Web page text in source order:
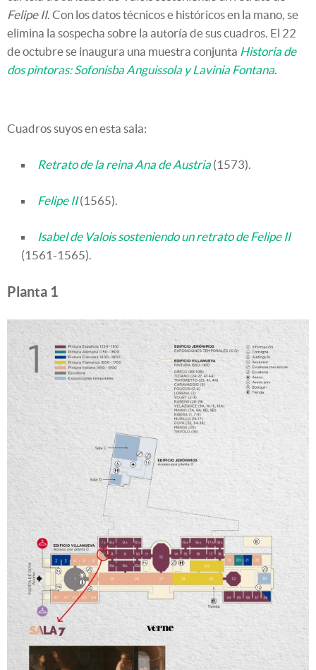
Felipe II. Con los datos técnicos e históricos en la mano, se
elimina la sospecha sobre la autoría de sus cuadros. El 22
de octubre se inaugura una muestra conjunta Historia de
dos pintoras: Sofonisba Anguissola y Lavinia Fontana.
Cuadros suyos en esta sala:
Retrato de la reina Ana de Austria (1573).
Felipe II(1565).
Isabel de Valois sosteniendo un retrato de Felipe II
(1561-1565).
Planta 1